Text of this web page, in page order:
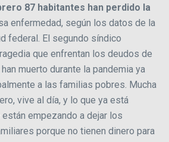
87 habitantes han perdido la
enfermedad, según los datos de la
federal. El segundo síndico
que enfrentan los deudos de
muerto durante la pandemia ya
a las familias pobres. Mucha
vive al día, y lo que ya está
empezando a dejar los
porque no tienen dinero para